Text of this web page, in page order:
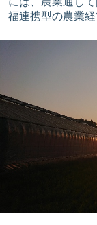
福連携型の農業